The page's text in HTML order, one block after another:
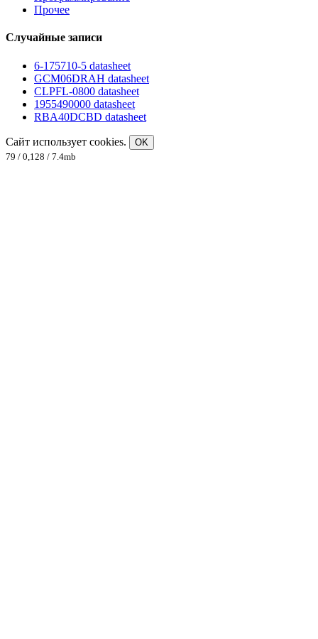
Прочее
Случайные записи
6-175710-5 datasheet
GCM06DRAH datasheet
CLPFL-0800 datasheet
1955490000 datasheet
RBA40DCBD datasheet
Сайт использует cookies.
OK
79 / 0,128 / 7.4mb